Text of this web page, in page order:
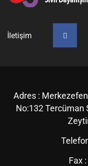
İletişim
Adres :
No:132 Tercüman
Fax :